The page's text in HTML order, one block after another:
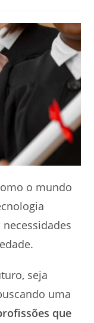
o mundo
seja
uma
que